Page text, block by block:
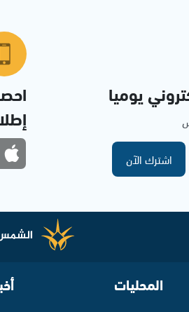
يوميا
اشترك الآن
المحليات